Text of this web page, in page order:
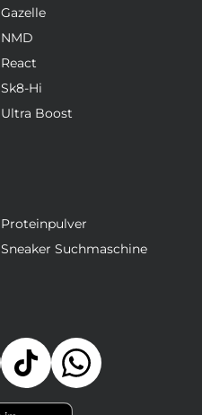
Gazelle
NMD
React
Sk8-Hi
Ultra Boost
Proteinpulver
Sneaker Suchmaschine